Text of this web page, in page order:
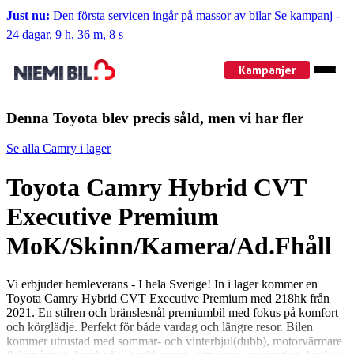
Just nu: Den första servicen ingår på massor av bilar Se kampanj -
24 dagar, 9 h, 36 m, 7 s
Kampanjer
Denna Toyota blev precis såld, men vi har fler
Se alla Camry i lager
Toyota Camry Hybrid CVT
Executive Premium
MoK/Skinn/Kamera/Ad.Fhåll
Vi erbjuder hemleverans - I hela Sverige! In i lager kommer en
Toyota Camry Hybrid CVT Executive Premium med 218hk från
2021. En stilren och bränslesnål premiumbil med fokus på komfort
och körglädje. Perfekt för både vardag och längre resor. Bilen
kommer utrustad med sommar- och vinterhjul(dubb), motorvärmare